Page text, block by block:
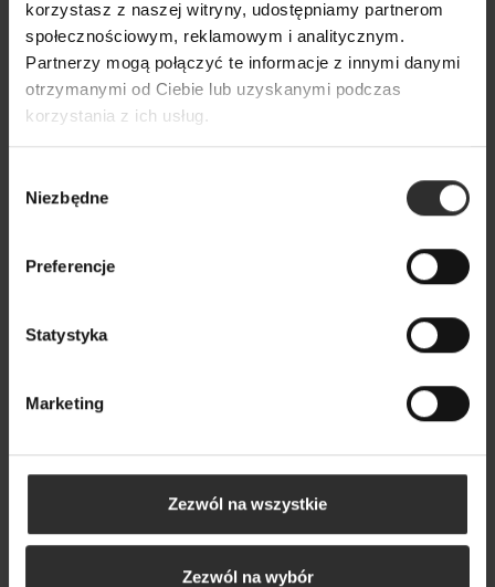
korzystasz z naszej witryny, udostępniamy partnerom
społecznościowym, reklamowym i analitycznym.
Partnerzy mogą połączyć te informacje z innymi danymi
otrzymanymi od Ciebie lub uzyskanymi podczas
korzystania z ich usług.
zgody
Niezbędne
Preferencje
Statystyka
Marketing
Zezwól na wszystkie
Zezwól na wybór
Bluza Pure Beige
189,00 zł